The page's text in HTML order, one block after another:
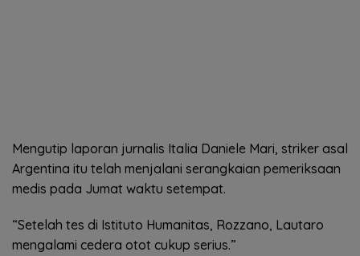
Mengutip laporan jurnalis Italia Daniele Mari, striker asal
Argentina itu telah menjalani serangkaian pemeriksaan
medis pada Jumat waktu setempat.
“Setelah tes di Istituto Humanitas, Rozzano, Lautaro
mengalami cedera otot cukup serius.”